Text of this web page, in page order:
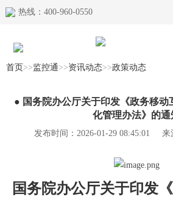
热线：400-960-0550
首页
产品
榜单
典型案例
首页>>监控通 >>资讯动态>>政策动态
● 国务院办公厅关于印发《政务移动
化管理办法》的通
发布时间：2026-01-29 08:45:01 来
国务院办公厅关于印发